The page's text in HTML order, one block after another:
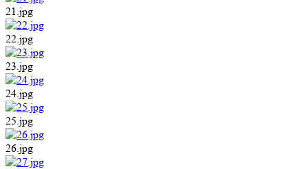
21.jpg
22.jpg
23.jpg
24.jpg
25.jpg
26.jpg